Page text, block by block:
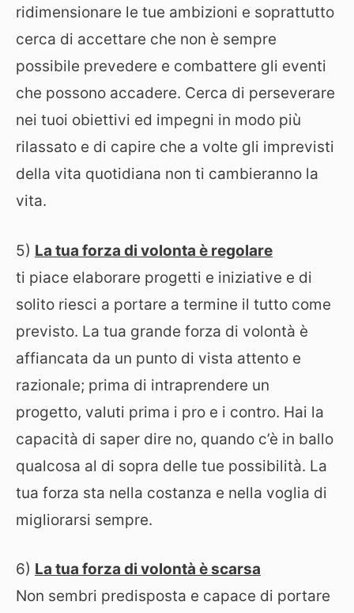
ridimensionare le tue ambizioni e soprattutto
cerca di accettare che non è sempre
possibile prevedere e combattere gli eventi
che possono accadere. Cerca di perseverare
nei tuoi obiettivi ed impegni in modo più
rilassato e di capire che a volte gli imprevisti
della vita quotidiana non ti cambieranno la
vita.
5) La tua forza di volonta è regolare
ti piace elaborare progetti e iniziative e di
solito riesci a portare a termine il tutto come
previsto. La tua grande forza di volontà è
affiancata da un punto di vista attento e
razionale; prima di intraprendere un
progetto, valuti prima i pro e i contro. Hai la
capacità di saper dire no, quando c’è in ballo
qualcosa al di sopra delle tue possibilità. La
tua forza sta nella costanza e nella voglia di
migliorarsi sempre.
6) La tua forza di volontà è scarsa
Non sembri predisposta e capace di portare